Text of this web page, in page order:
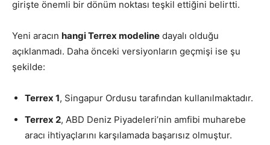
girişte önemli bir dönüm noktası teşkil ettiğini belirtti.
Yeni aracın hangi Terrex modeline dayalı olduğu
açıklanmadı. Daha önceki versiyonların geçmişi ise şu
şekilde:
Terrex 1, Singapur Ordusu tarafından kullanılmaktadır.
Terrex 2, ABD Deniz Piyadeleri’nin amfibi muharebe
aracı ihtiyaçlarını karşılamada başarısız olmuştur.